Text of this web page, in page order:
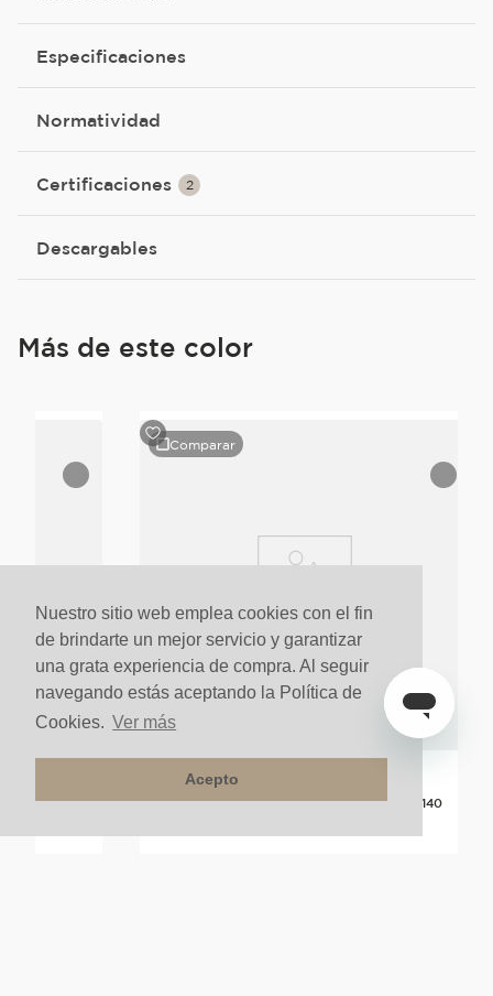
Nuestro sitio web emplea cookies con el fin
de brindarte un mejor servicio y garantizar
una grata experiencia de compra. Al seguir
navegando estás aceptando la Política de
Cookies. Ver más
Acepto
Especificaciones
Normatividad
Certificaciones 2
Descargables
Más de este color
Titani
Comparar
Grifería Lavamanos Monocontrol AxStarck V 140